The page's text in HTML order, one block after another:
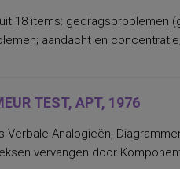
van
18 items:
aandacht en
TEST, APT, 1976
Analogieën,
vervangen door